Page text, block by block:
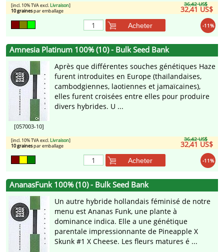
36,42 US$
32,41 US$
[incl. 10% TVA excl. Livraison]
10 grainespar emballage
-11%
Acheter
Amnesia Platinum 100% (10) - Bulk Seed Bank
[057003-10]
Après que différentes souches génétiques Haze
furent introduites en Europe (thaïlandaises,
cambodgiennes, laotiennes et jamaïcaines),
elles furent croisées entre elles pour produire
divers hybrides. U ...
36,42 US$
32,41 US$
[incl. 10% TVA excl. Livraison]
10 grainespar emballage
-11%
Acheter
AnanasFunk 100% (10) - Bulk Seed Bank
Un autre hybride hollandais féminisé de notre
menu est Ananas Funk, une plante à
dominance indica. Elle a une génétique
parentale impressionnante de Pineapple X
Skunk #1 X Cheese. Les fleurs matures é ...